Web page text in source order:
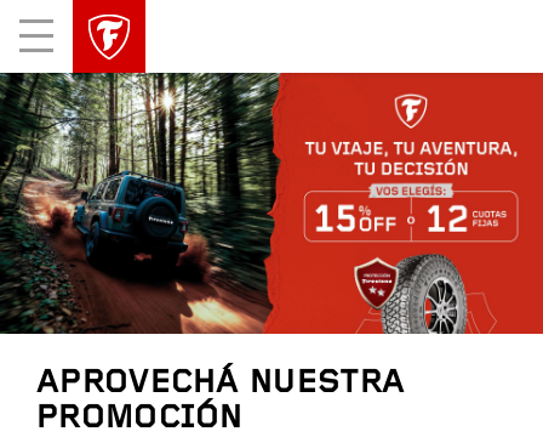
Mobile
Menu
APROVECHÁ NUESTRA
PROMOCIÓN